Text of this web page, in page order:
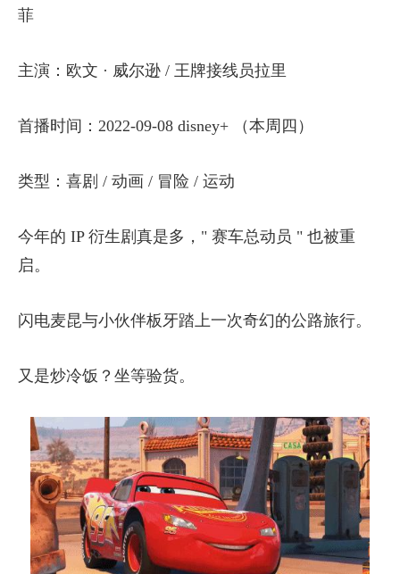
菲
主演：欧文 · 威尔逊 / 王牌接线员拉里
首播时间：2022-09-08 disney+ （本周四）
类型：喜剧 / 动画 / 冒险 / 运动
今年的 IP 衍生剧真是多，" 赛车总动员 " 也被重
启。
闪电麦昆与小伙伴板牙踏上一次奇幻的公路旅行。
又是炒冷饭？坐等验货。